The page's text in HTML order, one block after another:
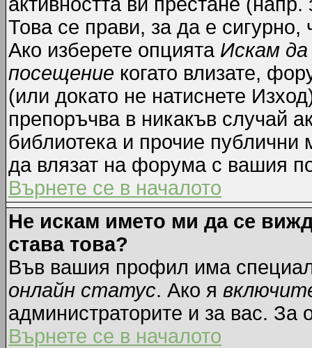
Това се прави, за да е
Ако изберете опцията Искам
посещение когато влизате,
(или докато не натиснете
препоръчва в никакъв случай
библиотека и прочие публични
да влязат на форума с вашия
Върнете се в началото
Не искам името ми да се
става това?
Във вашия профил има
онлайн статус. Ако я
администраторите и за вас. За
Върнете се в началото